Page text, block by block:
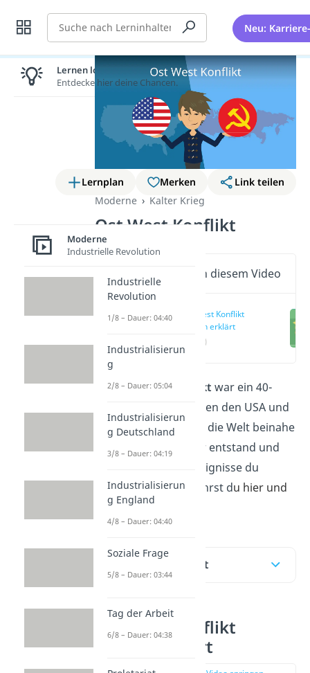
Suche Neu:
Lernplan Merken
Link teilen
Moderne
Kalter Krieg
Ost West Konflikt
Wichtige Inhalte in diesem Video
Ost West Konflikt
einfach erklärt
(00:17)
DerOst West Konflikt war ein 40-
jähriger Streit zwischen den USA und
der Sowjetunion, der die Welt beinahe
zerstört hätte. Wie er entstand und
welche wichtigen Ereignisse du
kennen solltest, erfährst du hier und
imVideodazu!
Inhaltsübersicht
Ost West Konflikt
einfach erklärt
Lernen lohnt sich!
Entdecke hier deine Chancen.
Moderne
Industrielle Revolution
Industrielle
Revolution
1/8 – Dauer: 04:40
Industrialisierun
g
2/8 – Dauer: 05:04
Industrialisierun
g Deutschland
3/8 – Dauer: 04:19
Industrialisierun
g England
4/8 – Dauer: 04:40
Soziale Frage
5/8 – Dauer: 03:44
Tag der Arbeit
6/8 – Dauer: 04:38